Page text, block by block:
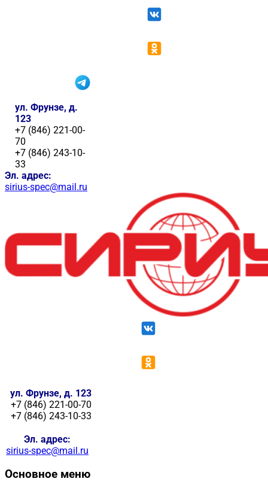
ул. Фрунзе, д.
123
+7 (846) 221-00-
70
+7 (846) 243-10-
33
Эл. адрес:
sirius-spec@mail.ru
ул. Фрунзе, д. 123
+7 (846) 221-00-70
+7 (846) 243-10-33
Эл. адрес:
sirius-spec@mail.ru
Основное меню